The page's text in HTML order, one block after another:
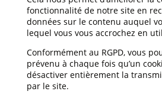
fonctionnalité de notre site en
données sur le contenu auquel
lequel vous vous accrochez en
Conformément au RGPD, vous
prévenu à chaque fois qu’un
désactiver entièrement la
par le site.